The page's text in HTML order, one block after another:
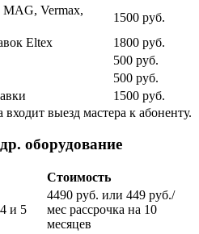
Vermax,
1500 руб.
Eltex
1800 руб.
500 руб.
500 руб.
1500 руб.
выезд мастера к абоненту.
оборудование
Стоимость
и 5
4490 руб. или 449 руб./
мес рассрочка на 10
месяцев